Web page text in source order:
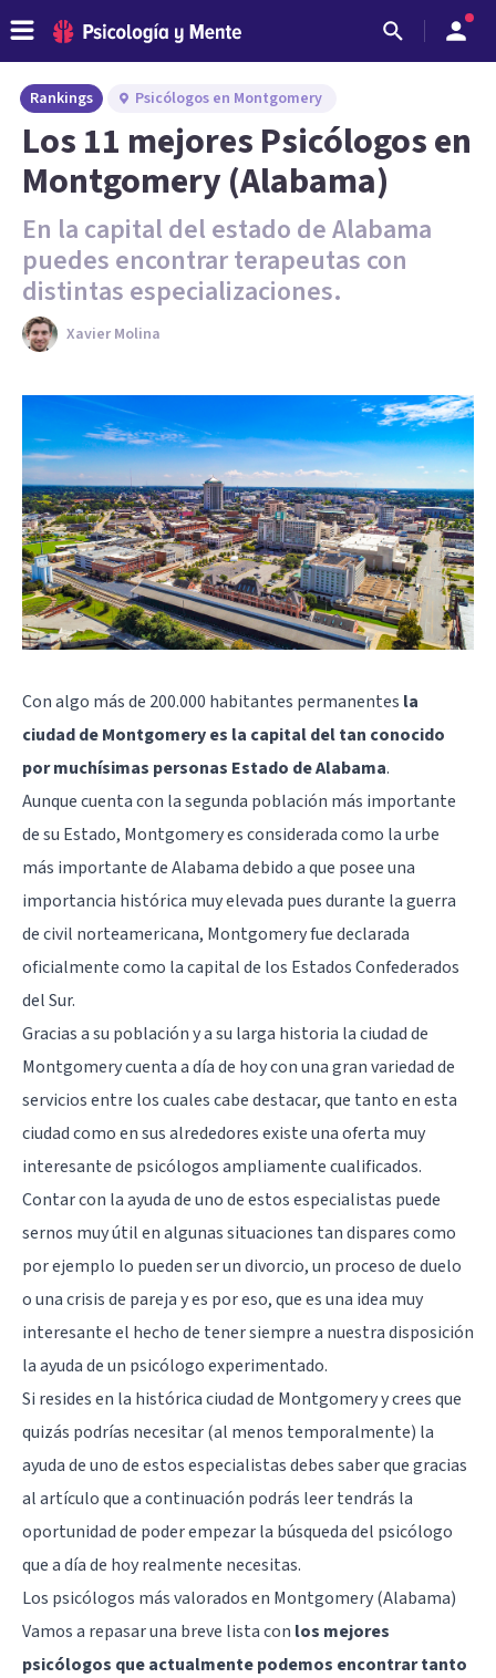
Rankings Psicólogos en Montgomery
Los 11 mejores Psicólogos en
Montgomery (Alabama)
En la capital del estado de Alabama
puedes encontrar terapeutas con
distintas especializaciones.
Xavier Molina
Con algo más de 200.000 habitantes permanentes la
ciudad de Montgomery es la capital del tan conocido
por muchísimas personas Estado de Alabama.
Aunque cuenta con la segunda población más importante
de su Estado, Montgomery es considerada como la urbe
más importante de Alabama debido a que posee una
importancia histórica muy elevada pues durante la guerra
de civil norteamericana, Montgomery fue declarada
oficialmente como la capital de los Estados Confederados
del Sur.
Gracias a su población y a su larga historia la ciudad de
Montgomery cuenta a día de hoy con una gran variedad de
servicios entre los cuales cabe destacar, que tanto en esta
ciudad como en sus alrededores existe una oferta muy
interesante de psicólogos ampliamente cualificados.
Contar con la ayuda de uno de estos especialistas puede
sernos muy útil en algunas situaciones tan dispares como
por ejemplo lo pueden ser un divorcio, un proceso de duelo
o una crisis de pareja y es por eso, que es una idea muy
interesante el hecho de tener siempre a nuestra disposición
la ayuda de un psicólogo experimentado.
Si resides en la histórica ciudad de Montgomery y crees que
quizás podrías necesitar (al menos temporalmente) la
ayuda de uno de estos especialistas debes saber que gracias
al artículo que a continuación podrás leer tendrás la
oportunidad de poder empezar la búsqueda del psicólogo
que a día de hoy realmente necesitas.
Los psicólogos más valorados en Montgomery (Alabama)
Vamos a repasar una breve lista con los mejores
psicólogos que actualmente podemos encontrar tanto